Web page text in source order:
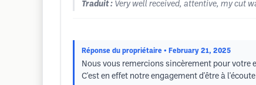
Traduit : Very well received, attentive, my cut
Réponse du propriétaire • February 21, 2025
Nous vous remercions sincèrement pour
C'est en effet notre engagement d'être à